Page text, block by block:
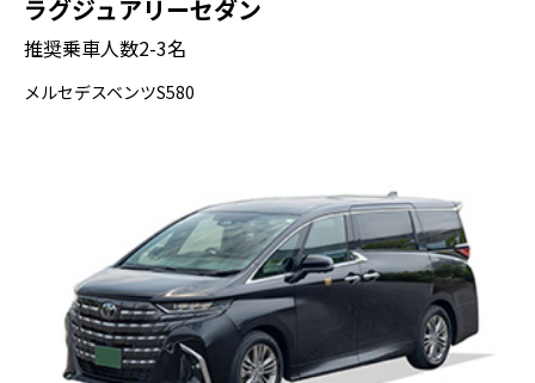
国会議事堂（車窓）
（車窓から観光）国会議事堂は1936年に建て
られ、1945年の空襲を生き延びた数少ない東
停車時間： 60分
写真撮影： 可能
浅草寺は、東京で最も古いお寺です。
その歴史は628年に遡ります。浅草の漁師が
ラグジュアリーセダン
推奨乗車人数2-3名
メルセデスベンツS580